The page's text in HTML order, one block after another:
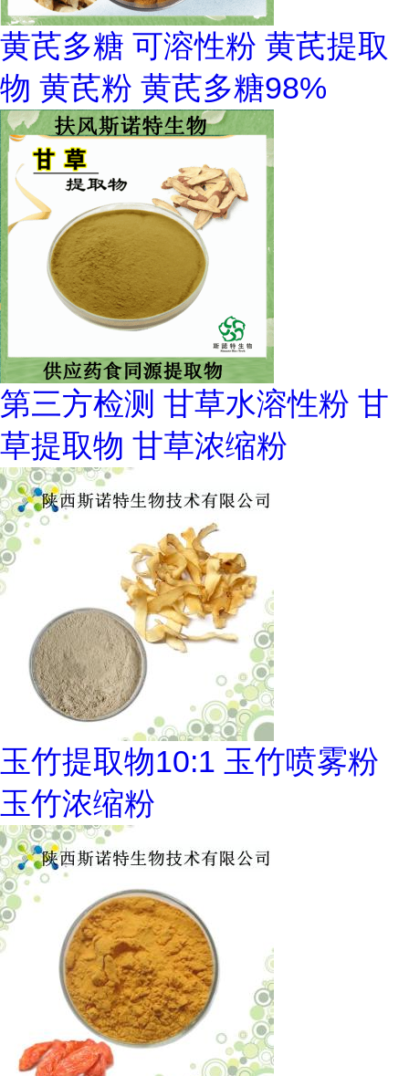
黄芪多糖 可溶性粉 黄芪提取
物 黄芪粉 黄芪多糖98%
第三方检测 甘草水溶性粉 甘
草提取物 甘草浓缩粉
玉竹提取物10:1 玉竹喷雾粉
玉竹浓缩粉